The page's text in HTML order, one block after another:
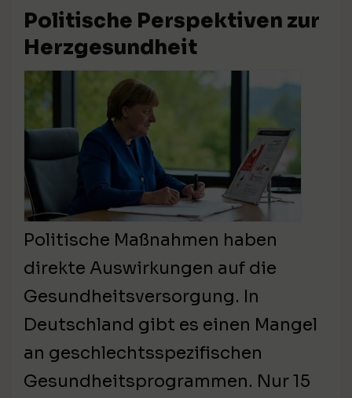
Politische Perspektiven zur
Herzgesundheit
Politische Maßnahmen haben
direkte Auswirkungen auf die
Gesundheitsversorgung. In
Deutschland gibt es einen Mangel
an geschlechtsspezifischen
Gesundheitsprogrammen. Nur 15